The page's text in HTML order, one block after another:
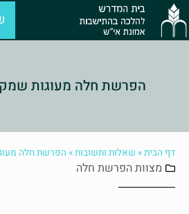
הפרשת חלה מעוגות
דף הבית» שאלות ותשובות» הפרשת חלה
מצוותהפרשת חלה